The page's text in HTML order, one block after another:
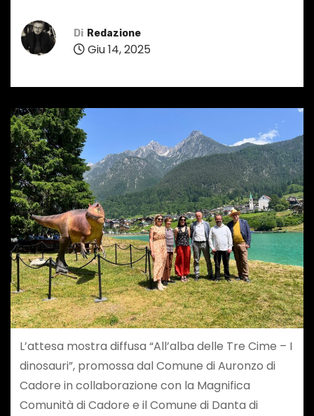
Di Redazione
Giu 14, 2025
L’attesa mostra diffusa “All’alba delle Tre Cime – I
dinosauri”, promossa dal Comune di Auronzo di
Cadore in collaborazione con la Magnifica
Comunità di Cadore e il Comune di Danta di